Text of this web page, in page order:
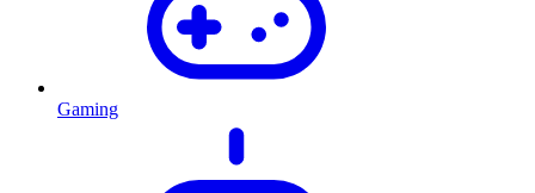
Gaming